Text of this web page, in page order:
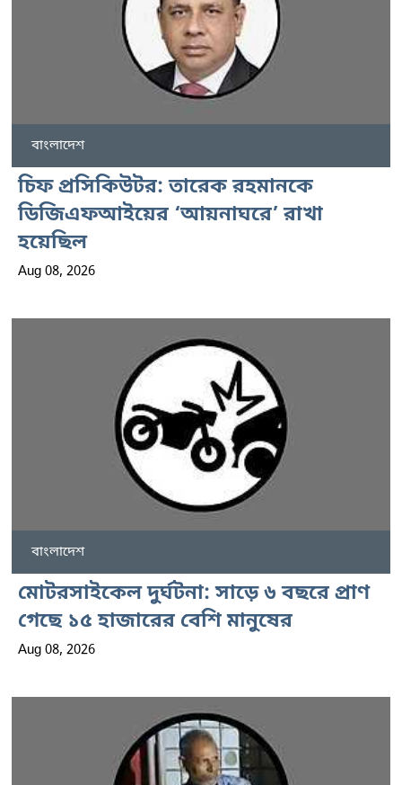
বাংলাদেশ
চিফ প্রসিকিউটর: তারেক রহমানকে
ডিজিএফআইয়ের ‘আয়নাঘরে’ রাখা
হয়েছিল
Aug 08, 2026
বাংলাদেশ
মোটরসাইকেল দুর্ঘটনা: সাড়ে ৬ বছরে প্রাণ
গেছে ১৫ হাজারের বেশি মানুষের
Aug 08, 2026